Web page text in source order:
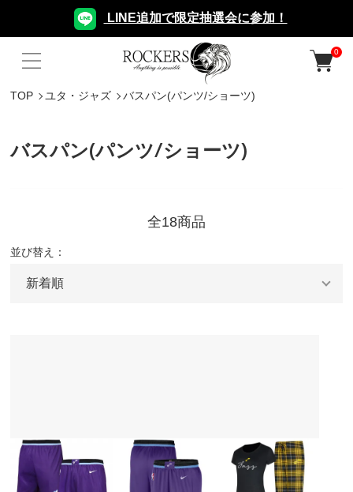
LINE追加で限定抽選会に参加！
0
TOP ユタ・ジャズ バスパン(パンツ/ショーツ)
バスパン(パンツ/ショーツ)
全18商品
並び替え：